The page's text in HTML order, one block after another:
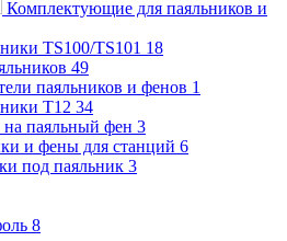
Комплектующие для паяльников и
TS100/TS101 18
49
паяльников и фенов 1
T12 34
на паяльный фен 3
и фены для станций 6
под паяльник 3
8